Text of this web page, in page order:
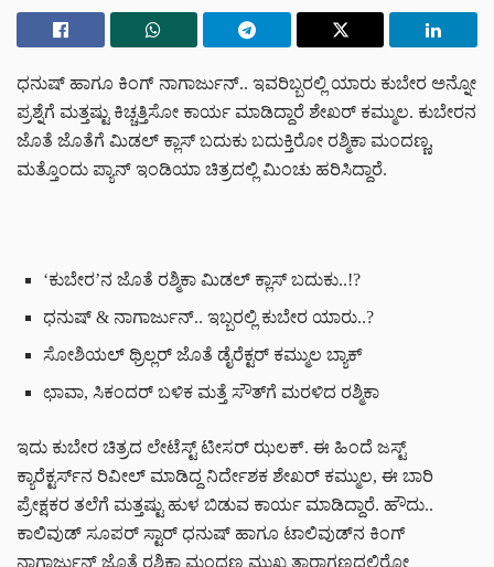
ಧನುಷ್ ಹಾಗೂ ಕಿಂಗ್ ನಾಗಾರ್ಜುನ್.. ಇವರಿಬ್ಬರಲ್ಲಿ ಯಾರು ಕುಬೇರ ಅನ್ನೋ
ಪ್ರಶ್ನೆಗೆ ಮತ್ತಷ್ಟು ಕಿಚ್ಚತ್ತಿಸೋ ಕಾರ್ಯ ಮಾಡಿದ್ದಾರೆ ಶೇಖರ್ ಕಮ್ಮುಲ. ಕುಬೇರನ
ಜೊತೆ ಜೊತೆಗೆ ಮಿಡಲ್ ಕ್ಲಾಸ್ ಬದುಕು ಬದುಕ್ತಿರೋ ರಶ್ಮಿಕಾ ಮಂದಣ್ಣ,
ಮತ್ತೊಂದು ಪ್ಯಾನ್ ಇಂಡಿಯಾ ಚಿತ್ರದಲ್ಲಿ ಮಿಂಚು ಹರಿಸಿದ್ದಾರೆ.
‘ಕುಬೇರ’ನ ಜೊತೆ ರಶ್ಮಿಕಾ ಮಿಡಲ್ ಕ್ಲಾಸ್ ಬದುಕು..!?
ಧನುಷ್ & ನಾಗಾರ್ಜುನ್.. ಇಬ್ಬರಲ್ಲಿ ಕುಬೇರ ಯಾರು..?
ಸೋಶಿಯಲ್ ಥ್ರಿಲ್ಲರ್ ಜೊತೆ ಡೈರೆಕ್ಟರ್ ಕಮ್ಮುಲ ಬ್ಯಾಕ್
ಛಾವಾ, ಸಿಕಂದರ್ ಬಳಿಕ ಮತ್ತೆ ಸೌತ್‌ಗೆ ಮರಳಿದ ರಶ್ಮಿಕಾ
ಇದು ಕುಬೇರ ಚಿತ್ರದ ಲೇಟೆಸ್ಟ್ ಟೀಸರ್ ಝಲಕ್. ಈ ಹಿಂದೆ ಜಸ್ಟ್
ಕ್ಯಾರೆಕ್ಟರ್ಸ್‌ನ ರಿವೀಲ್ ಮಾಡಿದ್ದ ನಿರ್ದೇಶಕ ಶೇಖರ್ ಕಮ್ಮುಲ, ಈ ಬಾರಿ
ಪ್ರೇಕ್ಷಕರ ತಲೆಗೆ ಮತ್ತಷ್ಟು ಹುಳ ಬಿಡುವ ಕಾರ್ಯ ಮಾಡಿದ್ದಾರೆ. ಹೌದು..
ಕಾಲಿವುಡ್ ಸೂಪರ್ ಸ್ಟಾರ್ ಧನುಷ್ ಹಾಗೂ ಟಾಲಿವುಡ್‌ನ ಕಿಂಗ್‌
ನಾಗಾರ್ಜುನ್ ಜೊತೆ ರಶ್ಮಿಕಾ ಮಂದಣ್ಣ ಮುಖ್ಯ ತಾರಾಗಣದಲ್ಲಿರೋ